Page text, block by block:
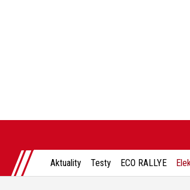
Aktuality Testy ECO RALLYE